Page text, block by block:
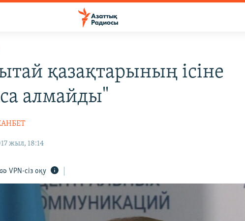
қазақтарының ісіне
алмайды"
жыл, 18:14
VPN-сіз оқу